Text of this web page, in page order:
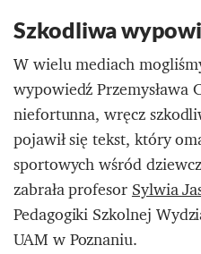
Szkodliwa
W wielu mediach
wypowiedź Przemysława
niefortunna, wręcz
pojawił się tekst, który
sportowych wśród
zabrała profesorSylwia
Pedagogiki Szkolnej
UAM w Poznaniu.